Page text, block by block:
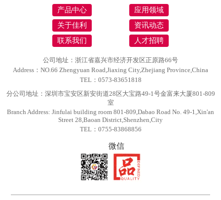
产品中心
应用领域
关于佳利
资讯动态
联系我们
人才招聘
公司地址：浙江省嘉兴市经济开发区正原路66号
Address：NO.66 Zhengyuan Road,Jiaxing City,Zhejiang Province,China
TEL：0573-83651818
分公司地址：深圳市宝安区新安街道28区大宝路49-1号金富来大厦801-809
室
Branch Address: Jinfulai building room 801-809,Dabao Road No. 49-1,Xin'an
Street 28,Baoan District,Shenzhen,City
TEL：0755-83868856
微信